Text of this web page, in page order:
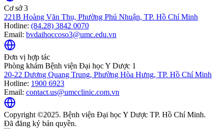
Cơ sở 3
221B Hoàng Văn Thụ, Phường Phú Nhuận, TP. Hồ Chí Minh
Hotline: (84.28) 3842 0070
Email: bvdaihoccoso3@umc.edu.vn
Đơn vị hợp tác
Phòng khám Bệnh viện Đại học Y Dược 1
20-22 Dương Quang Trung, Phường Hòa Hưng, TP. Hồ Chí Minh
Hotline: 1900 6923
Email: contact.us@umcclinic.com.vn
Copyright ©2025. Bệnh viện Đại học Y Dược TP. Hồ Chí Minh.
Đã đăng ký bản quyền.